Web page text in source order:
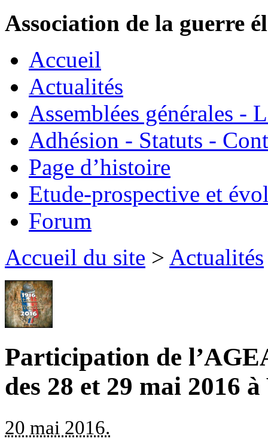
Association de la guerre
Accueil
Actualités
Assemblées générales -
Adhésion - Statuts -
Page d’histoire
Etude-prospective et
Forum
Accueil du site > Actualités
Participation de
des 28 et 29 mai 2016
20 mai 2016.